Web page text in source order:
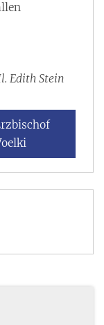
Edith Stein